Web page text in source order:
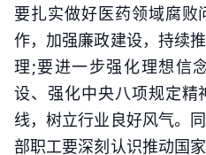
要扎实做好医药领域腐
作，加强廉政建设，持续
理;要进一步强化理想信
设、强化中央八项规定精
线，树立行业良好风气。
部职工要深刻认识推动国